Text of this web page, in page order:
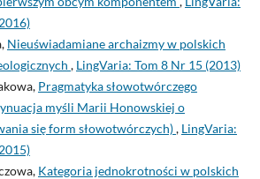
Nieuświadamiane archaizmy w polskich
, LingVaria: Tom 8 Nr 15 (2013)
Pragmatyka słowotwórczego
myśli Marii Honowskiej o
się form słowotwórczych), LingVaria:
Kategoria jednokrotności w polskich